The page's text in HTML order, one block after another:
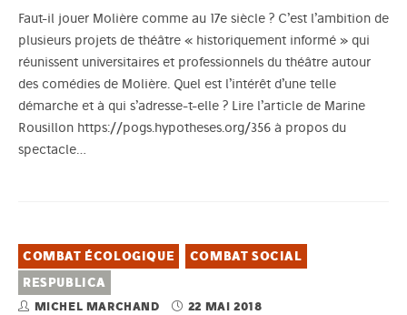
Faut-il jouer Molière comme au 17e siècle ? C’est l’ambition de
plusieurs projets de théâtre « historiquement informé » qui
réunissent universitaires et professionnels du théâtre autour
des comédies de Molière. Quel est l’intérêt d’une telle
démarche et à qui s’adresse-t-elle ? Lire l’article de Marine
Rousillon https://pogs.hypotheses.org/356 à propos du
spectacle…
COMBAT ÉCOLOGIQUE
COMBAT SOCIAL
RESPUBLICA
MICHEL MARCHAND 22 MAI 2018